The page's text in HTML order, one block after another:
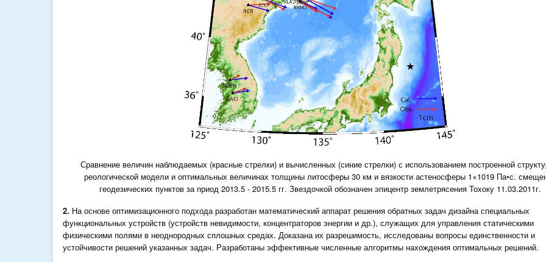
Сравнение величин наблюдаемых (красные стрелки) и вычисленных (синие стрелки) с использованием построенной
реологической модели и оптимальных величинах толщины литосферы 30 км и вязкости астеносферы 1×1019 Па•с.
геодезических пунктов за приод 2013.5 - 2015.5 гг. Звездочкой обозначен эпицентр землетрясения Тохоку 11.03.2011г.
2. На основе оптимизационного подхода разработан математический аппарат решения обратных задач дизайна специальных
функциональных устройств (устройств невидимости, концентраторов энергии и др.), служащих для управления статическими
физическими полями в неоднородных сплошных средах. Доказана их разрешимость, исследованы вопросы единственности и
устойчивости решений указанных задач. Разработаны эффективные численные алгоритмы нахождения оптимальных решений.